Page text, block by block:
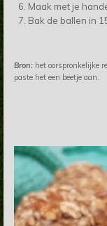
Maak met je
Bak de ballen in
Bron: het oorspronkelijke
paste het een beetje aan.